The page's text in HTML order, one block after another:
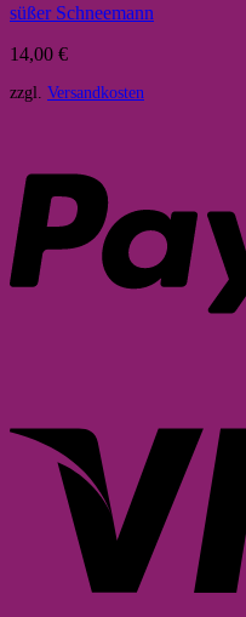
süßer Schneemann
14,00 €
zzgl. Versandkosten